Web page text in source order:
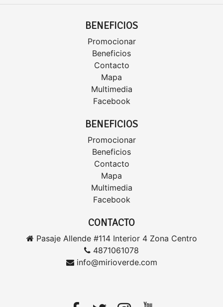
BENEFICIOS
Promocionar
Beneficios
Contacto
Mapa
Multimedia
Facebook
BENEFICIOS
Promocionar
Beneficios
Contacto
Mapa
Multimedia
Facebook
CONTACTO
Pasaje Allende #114 Interior 4 Zona Centro
4871061078
info@mirioverde.com